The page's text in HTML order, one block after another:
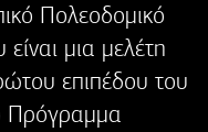
Πολεοδομικό
μια μελέτη
επιπέδου του
Πρόγραμμα